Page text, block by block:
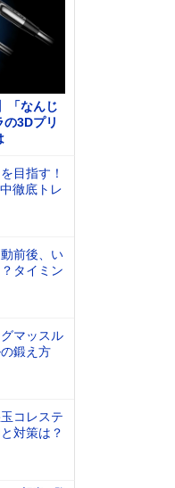
「なんじ
3Dプリ
目指す！
徹底トレ
前後、い
タイミン
マッスル
鍛え方
コレステ
対策は？